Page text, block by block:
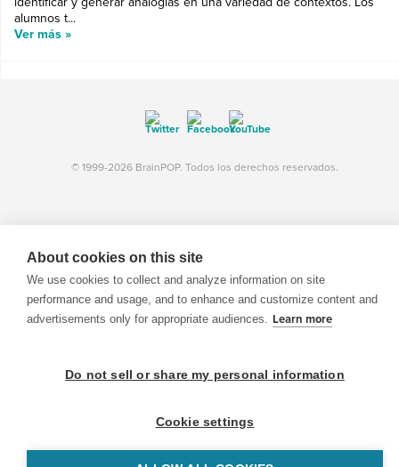
alumnos t...
Ver más »
© 1999-2026 BrainPOP. Todos los derechos reservados.
About cookies on this site
We use cookies to collect and analyze information on site
performance and usage, and to enhance and customize content and
advertisements only for appropriate audiences. Learn more
Do not sell or share my personal information
Cookie settings